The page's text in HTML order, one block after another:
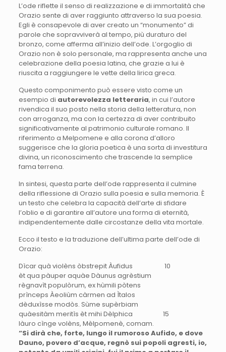
L’ode riflette il senso di realizzazione e di immortalità che
Orazio sente di aver raggiunto attraverso la sua poesia.
Egli è consapevole di aver creato un “monumento” di
parole che sopravviverà al tempo, più duraturo del
bronzo, come afferma all’inizio dell’ode. L’orgoglio di
Orazio non è solo personale, ma rappresenta anche una
celebrazione della poesia latina, che grazie a lui è
riuscita a raggiungere le vette della lirica greca.
Questo componimento può essere visto come un
esempio di autorevolezza letteraria, in cui l’autore
rivendica il suo posto nella storia della letteratura, non
con arroganza, ma con la certezza di aver contribuito
significativamente al patrimonio culturale romano. Il
riferimento a Melpomene e alla corona d’alloro
suggerisce che la gloria poetica è una sorta di investitura
divina, un riconoscimento che trascende la semplice
fama terrena.
In sintesi, questa parte dell’ode rappresenta il culmine
della riflessione di Orazio sulla poesia e sulla memoria. È
un testo che celebra la capacità dell’arte di sfidare
l’oblio e di garantire all’autore una forma di eternità,
indipendentemente dalle circostanze della vita mortale.
Ecco il testo e la traduzione dell’ultima parte dell’ode di
Orazio:
Dìcar quà violèns òbstrepit Àufidus 10
èt qua pàuper aquàe Dàunus agrèstium
règnavìt populòrum, ex hùmili pòtens
prìnceps Àeoliùm càrmen ad Ìtalos
dèduxìsse modòs. Sùme supèrbiam
quàesitàm meritìs èt mihi Dèlphica 15
làuro cìnge volèns, Mèlpomenè, comam.
“Si dirà che, forte, lungo il rumoroso Aufido, e dove
Dauno, povero d’acque, regnò sui popoli agresti, io,